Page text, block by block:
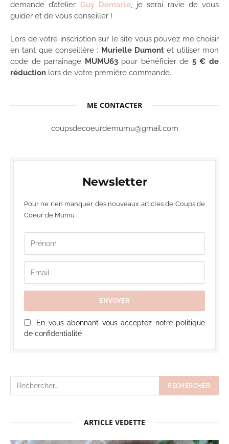
demande d’atelier Guy Demarle, je serai ravie de vous
guider et de vous conseiller !
Lors de votre inscription sur le site vous pouvez me choisir
en tant que conseillère : Murielle Dumont et utiliser mon
code de parrainage MUMU63pour bénéficier de 5 € de
réduction lors de votre première commande.
ME CONTACTER
coupsdecoeurdemumu@gmail.com
Newsletter
Pour ne rien manquer des nouveaux articles de Coups de
Coeur de Mumu :
En vous abonnant vous acceptez notre politique
de confidentialité
ARTICLE VEDETTE